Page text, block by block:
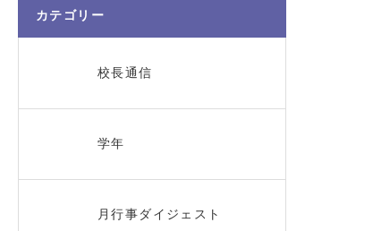
カテゴリー
校長通信
学年
月行事ダイジェスト